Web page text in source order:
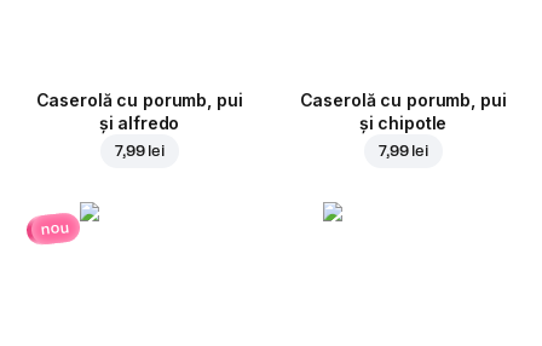
Caserolă cu porumb, pui
și alfredo
7,99 lei
Caserolă cu porumb, pui
și chipotle
7,99 lei
nou